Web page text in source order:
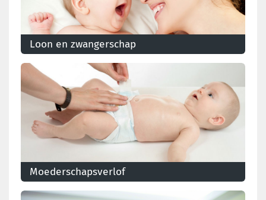
Loon en zwangerschap
Als je in de privésector werkt of werkloos bent, keert
het ziekenfonds je uitkering uit tijdens je
zwangerschapsverlof.
Moederschapsverlof
Ontdek hier alles over de voorwaarden en aanvraag
voor moederschapsverlof